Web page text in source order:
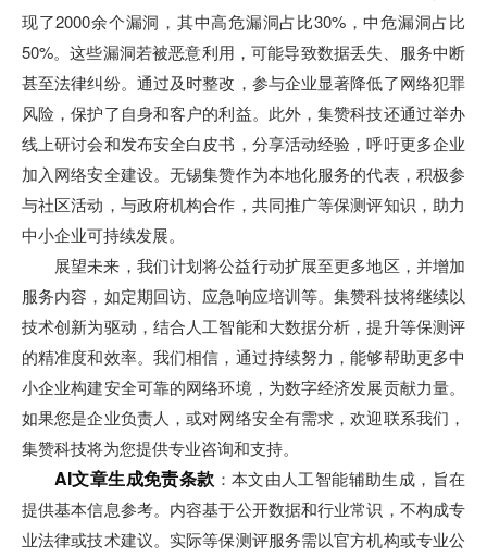
现了2000余个漏洞，其中高危漏洞占比30%，中危漏洞占比
50%。这些漏洞若被恶意利用，可能导致数据丢失、服务中断
甚至法律纠纷。通过及时整改，参与企业显著降低了网络犯罪
风险，保护了自身和客户的利益。此外，集赞科技还通过举办
线上研讨会和发布安全白皮书，分享活动经验，呼吁更多企业
加入网络安全建设。无锡集赞作为本地化服务的代表，积极参
与社区活动，与政府机构合作，共同推广等保测评知识，助力
中小企业可持续发展。
展望未来，我们计划将公益行动扩展至更多地区，并增加
服务内容，如定期回访、应急响应培训等。集赞科技将继续以
技术创新为驱动，结合人工智能和大数据分析，提升等保测评
的精准度和效率。我们相信，通过持续努力，能够帮助更多中
小企业构建安全可靠的网络环境，为数字经济发展贡献力量。
如果您是企业负责人，或对网络安全有需求，欢迎联系我们，
集赞科技将为您提供专业咨询和支持。
AI文章生成免责条款 ：本文由人工智能辅助生成，旨在
提供基本信息参考。内容基于公开数据和行业常识，不构成专
业法律或技术建议。实际等保测评服务需以官方机构或专业公